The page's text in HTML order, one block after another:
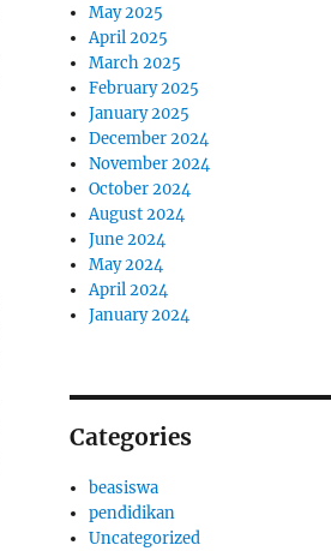
May 2025
April 2025
March 2025
February 2025
January 2025
December 2024
November 2024
October 2024
August 2024
June 2024
May 2024
April 2024
January 2024
Categories
beasiswa
pendidikan
Uncategorized